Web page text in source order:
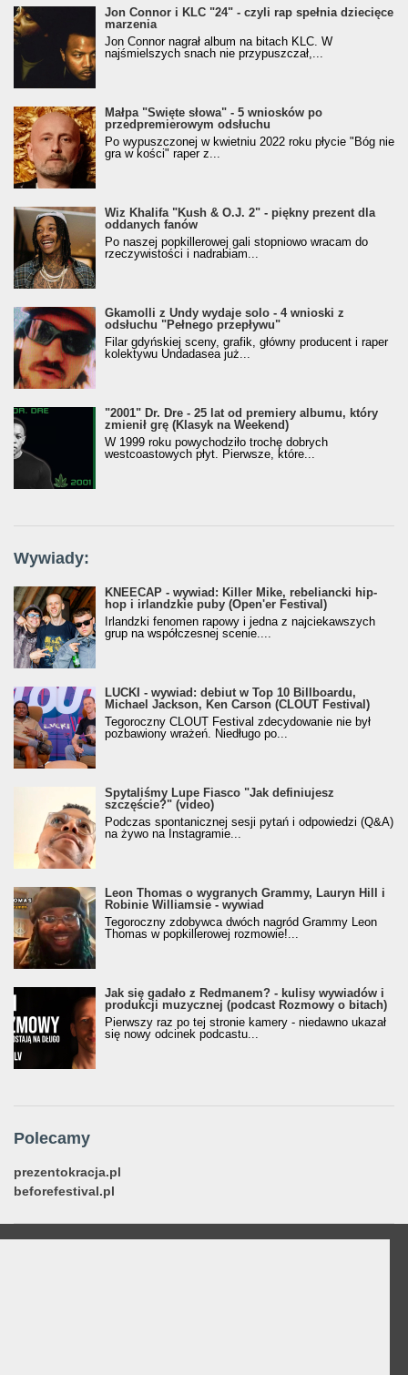
Jon Connor i KLC "24" - czyli rap spełnia dziecięce
marzenia
Jon Connor nagrał album na bitach KLC. W
najśmielszych snach nie przypuszczał,...
Małpa "Święte słowa" - 5 wniosków po
przedpremierowym odsłuchu
Po wypuszczonej w kwietniu 2022 roku płycie "Bóg nie
gra w kości" raper z...
Wiz Khalifa "Kush & O.J. 2" - piękny prezent dla
oddanych fanów
Po naszej popkillerowej gali stopniowo wracam do
rzeczywistości i nadrabiam...
Gkamolli z Undy wydaje solo - 4 wnioski z
odsłuchu "Pełnego przepływu"
Filar gdyńskiej sceny, grafik, główny producent i raper
kolektywu Undadasea już...
"2001" Dr. Dre - 25 lat od premiery albumu, który
zmienił grę (Klasyk na Weekend)
W 1999 roku powychodziło trochę dobrych
westcoastowych płyt. Pierwsze, które...
Wywiady:
KNEECAP - wywiad: Killer Mike, rebeliancki hip-
hop i irlandzkie puby (Open'er Festival)
Irlandzki fenomen rapowy i jedna z najciekawszych
grup na współczesnej scenie....
LUCKI - wywiad: debiut w Top 10 Billboardu,
Michael Jackson, Ken Carson (CLOUT Festival)
Tegoroczny CLOUT Festival zdecydowanie nie był
pozbawiony wrażeń. Niedługo po...
Spytaliśmy Lupe Fiasco "Jak definiujesz
szczęście?" (video)
Podczas spontanicznej sesji pytań i odpowiedzi (Q&A)
na żywo na Instagramie...
Leon Thomas o wygranych Grammy, Lauryn Hill i
Robinie Williamsie - wywiad
Tegoroczny zdobywca dwóch nagród Grammy Leon
Thomas w popkillerowej rozmowie!...
Jak się gadało z Redmanem? - kulisy wywiadów i
produkcji muzycznej (podcast Rozmowy o bitach)
Pierwszy raz po tej stronie kamery - niedawno ukazał
się nowy odcinek podcastu...
Polecamy
prezentokracja.pl
beforefestival.pl